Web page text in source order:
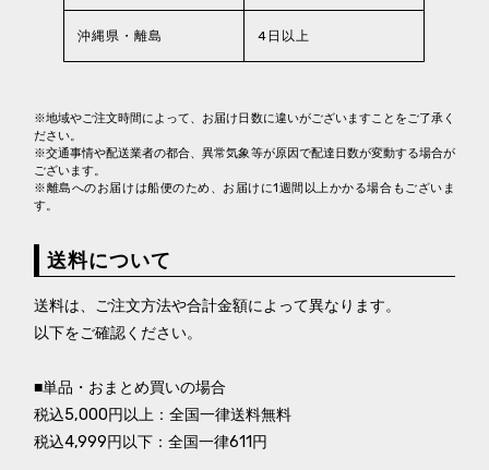
沖縄県・離島 4日以上
※地域やご注文時間によって、お届け日数に違いがございますことをご了承く
ださい。
※交通事情や配送業者の都合、異常気象等が原因で配達日数が変動する場合が
ございます。
※離島へのお届けは船便のため、お届けに1週間以上かかる場合もございま
す。
送料について
送料は、ご注文方法や合計金額によって異なります。
以下をご確認ください。
■単品・おまとめ買いの場合
税込5,000円以上：全国一律送料無料
税込4,999円以下：全国一律611円